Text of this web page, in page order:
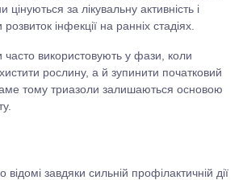
цінуються за лікувальну активність і
інфекції на ранніх стадіях.
часто використовують у фази, коли
рослину, а й зупинити початковий
тому триазоли залишаються основою
завдяки сильній профілактичній дії